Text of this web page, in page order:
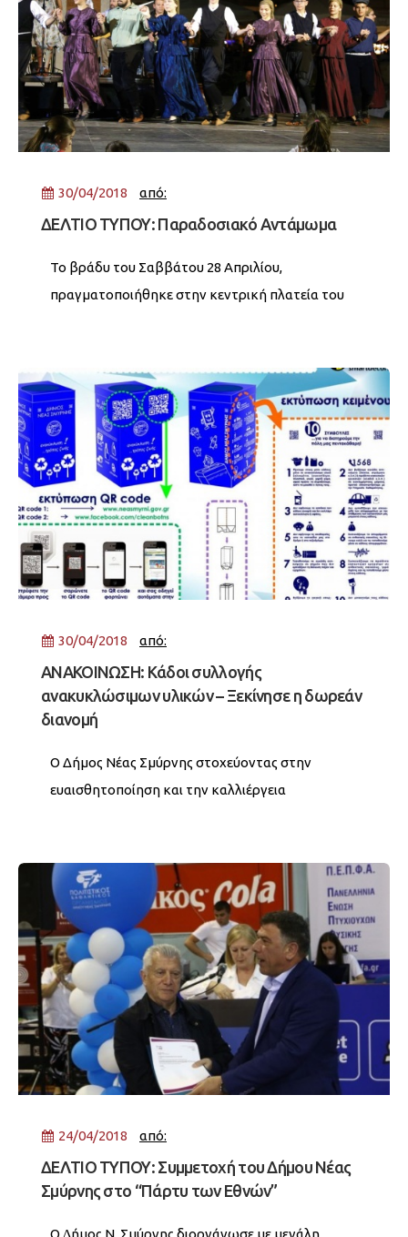
30/04/2018 από:
ΔΕΛΤΙΟ ΤΥΠΟΥ: Παραδοσιακό Αντάμωμα
Το βράδυ του Σαββάτου 28 Απριλίου,
πραγματοποιήθηκε στην κεντρική πλατεία του
30/04/2018 από:
ΑΝΑΚΟΙΝΩΣΗ: Κάδοι συλλογής
ανακυκλώσιμων υλικών – Ξεκίνησε η δωρεάν
διανομή
Ο Δήμος Νέας Σμύρνης στοχεύοντας στην
ευαισθητοποίηση και την καλλιέργεια
κάδους οικιακής ανακύκλωσης με σκοπό τη
δωρεάν διάθεση τους σε κατοίκους,
24/04/2018 από:
ΔΕΛΤΙΟ ΤΥΠΟΥ: Συμμετοχή του Δήμου Νέας
Σμύρνης στο “Πάρτυ των Εθνών”
Ο ∆ήµος Ν. Σµύρνης διοργάνωσε µε µεγάλη